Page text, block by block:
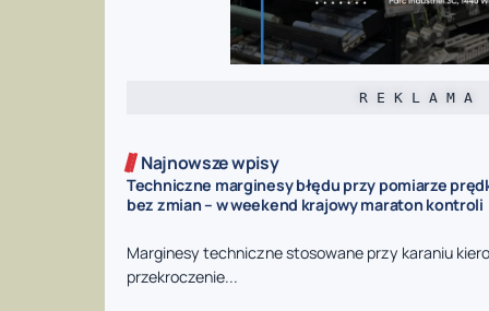
R E K L A M A
Najnowsze wpisy
Techniczne marginesy błędu przy pomiarze
bez zmian – w weekend krajowy maraton kontroli
Marginesy techniczne stosowane przy karaniu
przekroczenie...